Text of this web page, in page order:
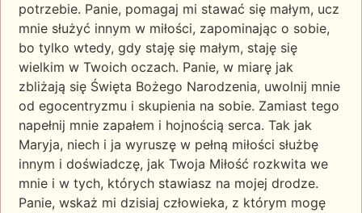
potrzebie. Panie, pomagaj mi stawać się małym, ucz
mnie służyć innym w miłości, zapominając o sobie,
bo tylko wtedy, gdy staję się małym, staję się
wielkim w Twoich oczach. Panie, w miarę jak
zbliżają się Święta Bożego Narodzenia, uwolnij mnie
od egocentryzmu i skupienia na sobie. Zamiast tego
napełnij mnie zapałem i hojnością serca. Tak jak
Maryja, niech i ja wyruszę w pełną miłości służbę
innym i doświadczę, jak Twoja Miłość rozkwita we
mnie i w tych, których stawiasz na mojej drodze.
Panie, wskaż mi dzisiaj człowieka, z którym mogę